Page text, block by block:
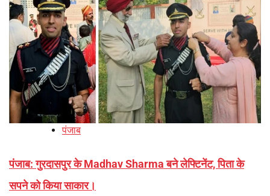
पंजाब
पंजाब: गुरदासपुर के Madhav Sharma बने लेफ्टिनेंट, पिता के
सपने को किया साकार।